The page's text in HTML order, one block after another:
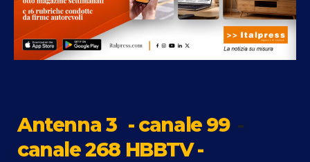
Antenna 3 - canale 99 -
canale 268 HBBTV -